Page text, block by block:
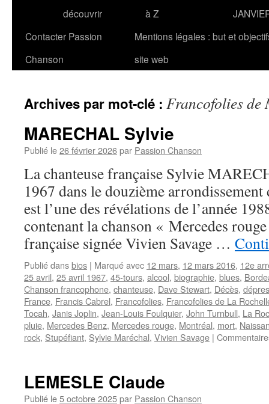
découvrir
à Z
Contacter Passion
Chanson
Mentions légales : but et
site web
Archives par mot-clé : Francofolies de
MARECHAL Sylvie
Publié le26 février 2026par Passion Chanson
La chanteuse française Sylvie
1967 dans le douzième
est l’une des révélations de l’année
contenant la chanson « Mercedes
française signée Vivien Savage …
Publié dansbios | Marqué avec 12 mars, 12 mars 2016, 12e
25 avril, 25 avril 1967, 45-tours, alcool, biographie, blues,
Chanson francophone, chanteuse, Dave Stewart, Décès,
France, Francis Cabrel, Francofolies, Francofolies de La
Tocah, Janis Joplin, Jean-Louis Foulquier, John Turnbull, La
pluie, Mercedes Benz, Mercedes rouge, Montréal, mort,
rock, Stupéfiant, Sylvie Maréchal, Vivien Savage |
LEMESLE Claude
Publié le5 octobre 2025par Passion Chanson